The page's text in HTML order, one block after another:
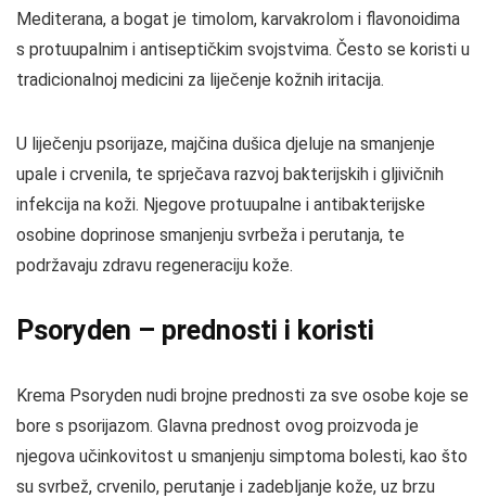
Mediterana, a bogat je timolom, karvakrolom i flavonoidima
s protuupalnim i antiseptičkim svojstvima. Često se koristi u
tradicionalnoj medicini za liječenje kožnih iritacija.
U liječenju psorijaze, majčina dušica djeluje na smanjenje
upale i crvenila, te sprječava razvoj bakterijskih i gljivičnih
infekcija na koži. Njegove protuupalne i antibakterijske
osobine doprinose smanjenju svrbeža i perutanja, te
podržavaju zdravu regeneraciju kože.
Psoryden – prednosti i koristi
Krema Psoryden nudi brojne prednosti za sve osobe koje se
bore s psorijazom. Glavna prednost ovog proizvoda je
njegova učinkovitost u smanjenju simptoma bolesti, kao što
su svrbež, crvenilo, perutanje i zadebljanje kože, uz brzu